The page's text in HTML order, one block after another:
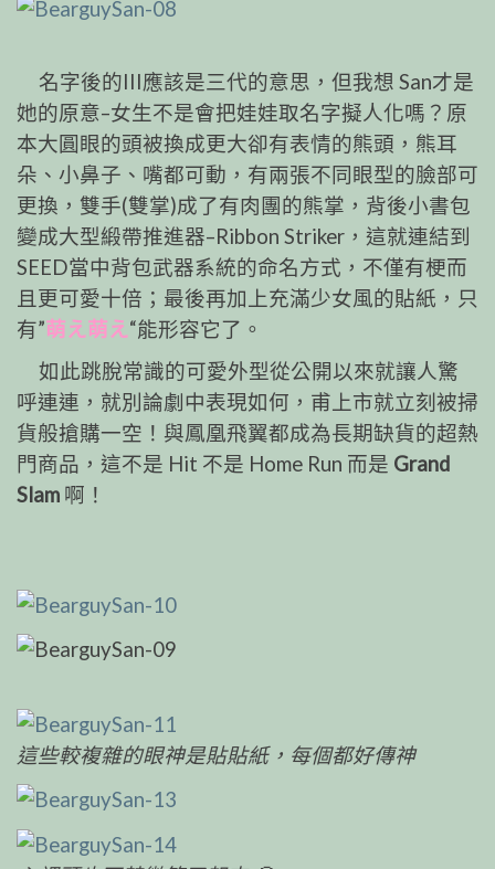
名字後的III應該是三代的意思，但我想 San才是
她的原意–女生不是會把娃娃取名字擬人化嗎？原
本大圓眼的頭被換成更大卻有表情的熊頭，熊耳
朵、小鼻子、 嘴都可動，有兩張不同眼型的臉部可
更換，雙手(雙掌)成了有肉團的熊掌，背後小書包
變成大型緞帶推進器–Ribbon Striker，這就連結到
SEED當中背包武器系統的命名方式，不僅有梗而
且更可愛十倍；最後再加上充滿少女風的貼紙，只
有”萌え萌え“能形容它了。
如此跳脫常識的可愛外型從公開以來就讓人驚
呼連連，就別論劇中表現如何，甫上市就立刻被掃
貨般搶購一空！與鳳凰飛翼都成為長期缺貨的超熱
門商品，這不是 Hit 不是 Home Run 而是 Grand
Slam 啊！
這些較複雜的眼神是貼貼紙，每個都好傳神